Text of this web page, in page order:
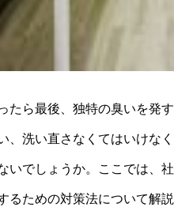
たら最後、独特の臭いを発
、洗い直さなくてはいけな
いでしょうか。ここでは、
るための対策法について解説